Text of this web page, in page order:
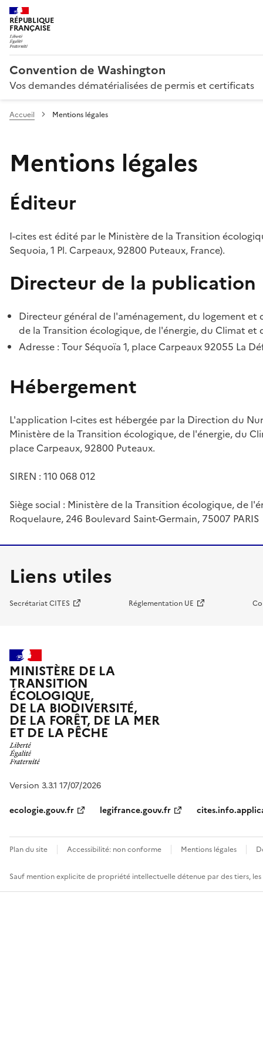
RÉPUBLIQUE
FRANÇAISE
Convention de Washington
Vos demandes dématérialisées de permis et certificats
Accueil Mentions légales
Mentions légales
Éditeur
I-cites est édité par le Ministère de la Transition
Sequoia, 1 Pl. Carpeaux, 92800 Puteaux, France).
Directeur de la publication
Directeur général de l'aménagement, du logement
de la Transition écologique, de l'énergie, du Climat et
Adresse : Tour Séquoïa 1, place Carpeaux 92055 La
Hébergement
L'application I-cites est hébergée par la Direction du
Ministère de la Transition écologique, de l'énergie, du
place Carpeaux, 92800 Puteaux.
SIREN : 110 068 012
Siège social : Ministère de la Transition écologique, de
Roquelaure, 246 Boulevard Saint-Germain, 75007 PARIS
Liens utiles
Secrétariat CITES Réglementation UE
MINISTÈRE DE LA
TRANSITION
ÉCOLOGIQUE,
DE LA BIODIVERSITÉ,
DE LA FORÊT, DE LA MER
ET DE LA PÊCHE
Version 3.3.1 17/07/2026
ecologie.gouv.fr
legifrance.gouv.fr
Plan du site Accessibilité: non conforme Mentions légales
Sauf mention explicite de propriété intellectuelle détenue par des tiers,